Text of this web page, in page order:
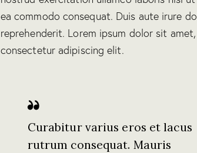
ea commodo consequat. Duis aute irure
reprehenderit. Lorem ipsum dolor sit amet,
consectetur adipiscing elit.
Curabitur varius eros et lacus
rutrum consequat. Mauris